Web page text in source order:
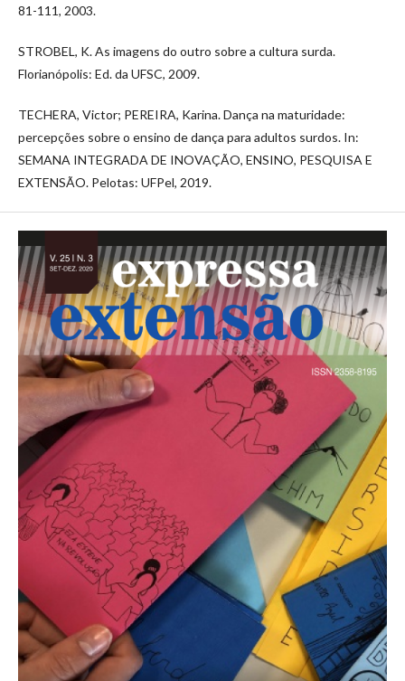
81-111, 2003.
STROBEL, K. As imagens do outro sobre a cultura surda.
Florianópolis: Ed. da UFSC, 2009.
TECHERA, Victor; PEREIRA, Karina. Dança na maturidade:
percepções sobre o ensino de dança para adultos surdos. In:
SEMANA INTEGRADA DE INOVAÇÃO, ENSINO, PESQUISA E
EXTENSÃO. Pelotas: UFPel, 2019.